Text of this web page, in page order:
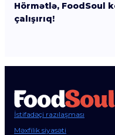
Hörmətlə, FoodSoul
çalışırıq!
İstifadəçi razılaşması
Məxfilik siyasəti